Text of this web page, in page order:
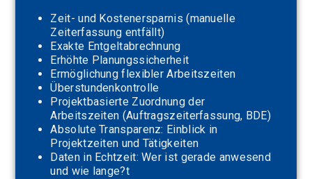
Zeit- und Kostenersparnis (manuelle
Zeiterfassung entfällt)
Exakte Entgeltabrechnung
Erhöhte Planungssicherheit
Ermöglichung flexibler Arbeitszeiten
Überstundenkontrolle
Projektbasierte Zuordnung der
Arbeitszeiten (Auftragszeiterfassung, BDE)
Absolute Transparenz: Einblick in
Projektzeiten und Tätigkeiten
Daten in Echtzeit: Wer ist gerade anwesend
und wie lange?t